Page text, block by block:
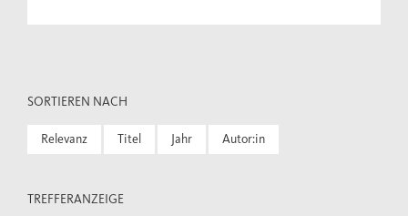
SORTIEREN NACH
Relevanz Titel Jahr Autor:in
TREFFERANZEIGE